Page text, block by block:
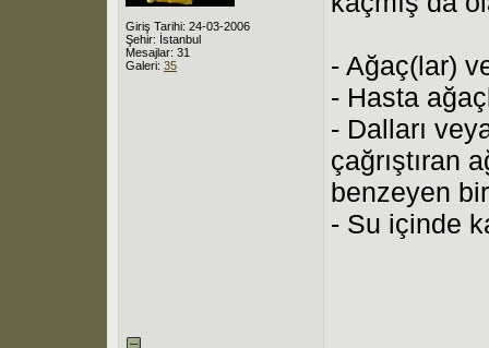
Giriş Tarihi: 24-03-2006
Şehir: İstanbul
Mesajlar: 31
Galeri: 35
- Ağaç(lar)
- Hasta
- Dalları
çağrıştıran
benzeyen
- Su içinde